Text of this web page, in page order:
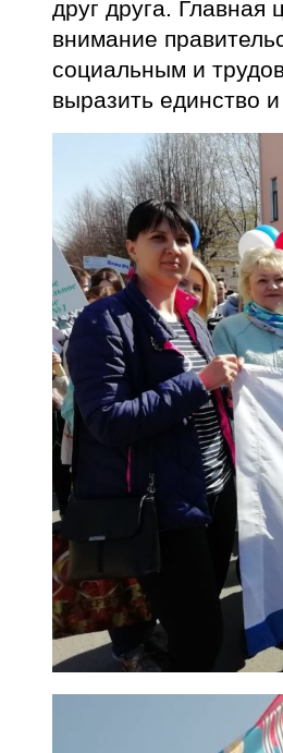
друг друга. Главная
внимание
социальным и
выразить единство